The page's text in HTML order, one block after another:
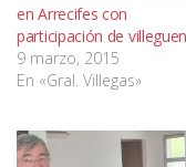
en Arrecifes con
participación de
9 marzo, 2015
En «Gral. Villegas»